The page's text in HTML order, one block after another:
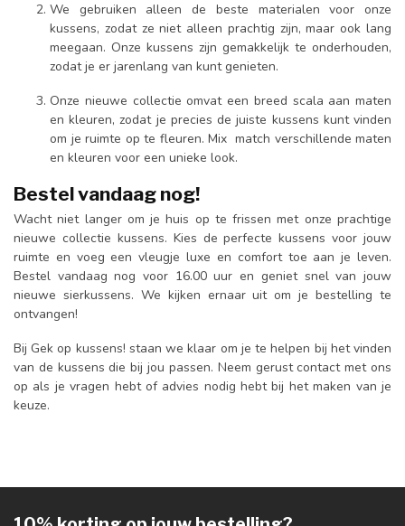
We gebruiken alleen de beste materialen voor onze
kussens, zodat ze niet alleen prachtig zijn, maar ook lang
meegaan. Onze kussens zijn gemakkelijk te onderhouden,
zodat je er jarenlang van kunt genieten.
Onze nieuwe collectie omvat een breed scala aan maten
en kleuren, zodat je precies de juiste kussens kunt vinden
om je ruimte op te fleuren. Mix match verschillende maten
en kleuren voor een unieke look.
Bestel vandaag nog!
Wacht niet langer om je huis op te frissen met onze prachtige
nieuwe collectie kussens. Kies de perfecte kussens voor jouw
ruimte en voeg een vleugje luxe en comfort toe aan je leven.
Bestel vandaag nog voor 16.00 uur en geniet snel van jouw
nieuwe sierkussens. We kijken ernaar uit om je bestelling te
ontvangen!
Bij Gek op kussens! staan we klaar om je te helpen bij het vinden
van de kussens die bij jou passen. Neem gerust contact met ons
op als je vragen hebt of advies nodig hebt bij het maken van je
keuze.